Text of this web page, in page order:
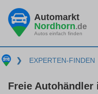
Automarkt
Nordhorn.de
Autos einfach finden
❯ EXPERTEN-FINDEN
Freie Autohändler